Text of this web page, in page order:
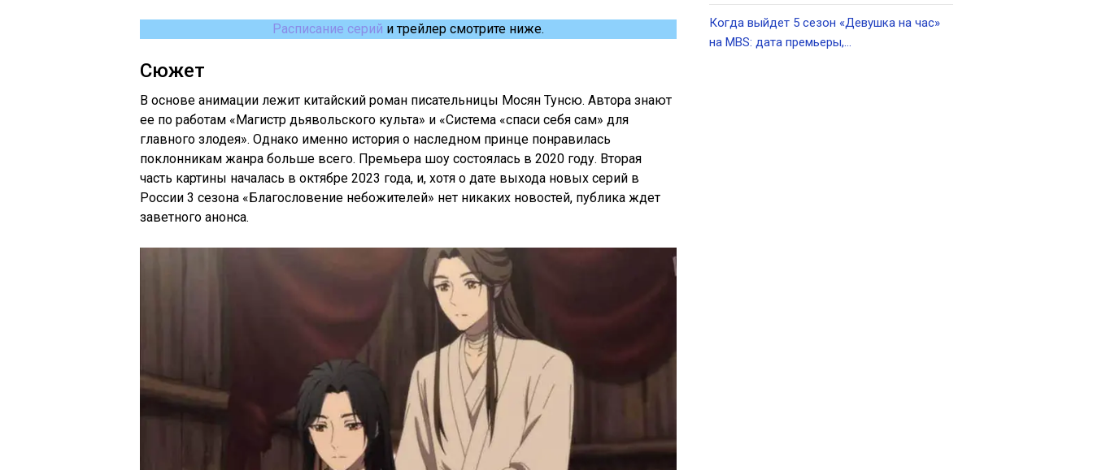
Расписание серий и трейлер смотрите ниже.
Сюжет
В основе анимации лежит китайский роман писательницы Мосян Тунсю. Автора знают
ее по работам «Магистр дьявольского культа» и «Система «спаси себя сам» для
главного злодея». Однако именно история о наследном принце понравилась
поклонникам жанра больше всего. Премьера шоу состоялась в 2020 году. Вторая
часть картины началась в октябре 2023 года, и, хотя о дате выхода новых серий в
России 3 сезона «Благословение небожителей» нет никаких новостей, публика ждет
заветного анонса.
Когда выйдет 5 сезон «Девушка на час»
на MBS: дата премьеры,…